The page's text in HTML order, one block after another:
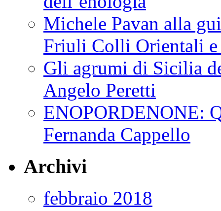
Michele Pavan alla
Friuli Colli Orientali e
Gli agrumi di Sicilia
Angelo Peretti
ENOPORDENONE:
Fernanda Cappello
Archivi
febbraio 2018